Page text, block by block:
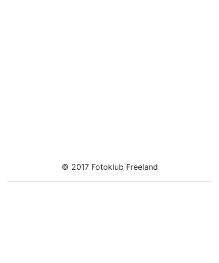
© 2017 Fotoklub Freeland